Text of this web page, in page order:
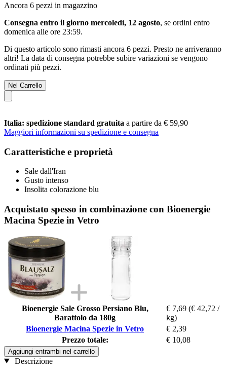
Ancora 6 pezzi in magazzino
Consegna entro il giorno mercoledì, 12 agosto, se ordini entro
domenica alle ore 23:59.
Di questo articolo sono rimasti ancora 6 pezzi. Presto ne arriveranno
altri! La data di consegna potrebbe subire variazioni se vengono
ordinati più pezzi.
Nel Carrello
Italia: spedizione standard gratuita a partire da € 59,90
Maggiori informazioni su spedizione e consegna
Caratteristiche e proprietà
Sale dall'Iran
Gusto intenso
Insolita colorazione blu
Acquistato spesso in combinazione con Bioenergie
Macina Spezie in Vetro
Bioenergie Sale Grosso Persiano Blu,
Barattolo da 180g
€ 7,69 (€ 42,72 /
kg)
Bioenergie Macina Spezie in Vetro
€ 2,39
Prezzo totale:
€ 10,08
Aggiungi entrambi nel carrello
Descrizione